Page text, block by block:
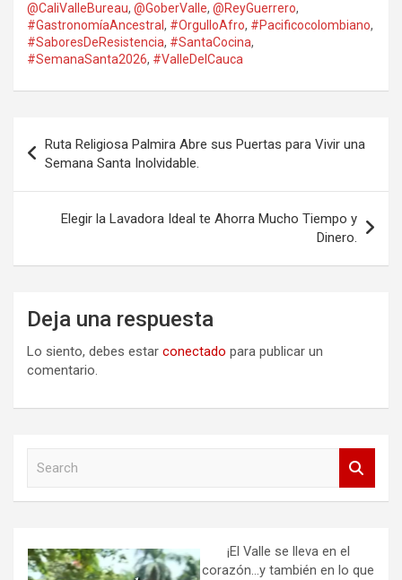
@CaliValleBureau, @GoberValle, @ReyGuerrero,
#GastronomíaAncestral , #OrgulloAfro, #Pacificocolombiano,
#SaboresDeResistencia, #SantaCocina,
#SemanaSanta2026, #ValleDelCauca
de
entradas
Ruta Religiosa Palmira Abre sus Puertas para Vivir una
Semana Santa Inolvidable.
Elegir la Lavadora Ideal te Ahorra Mucho Tiempo y
Dinero.
Deja una respuesta
Lo siento, debes estar conectado para publicar un
comentario.
h
¡El Valle se lleva en el
corazón…y también en lo que